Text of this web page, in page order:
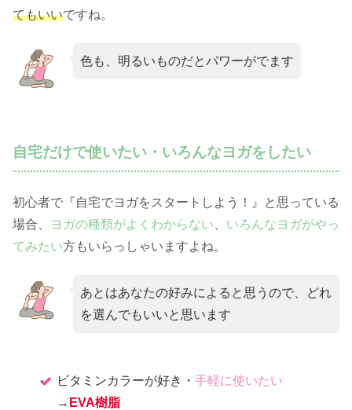
てもいいですね。
色も、明るいものだとパワーがでます
自宅だけで使いたい・いろんなヨガをしたい
初心者で『自宅でヨガをスタートしよう！』と思っている
場合、
ヨガの種類がよくわからない
いろんなヨガがやっ
てみたい方もいらっしゃいますよね。
あとはあなたの好みによると思うので、どれ
を選んでもいいと思います
ビタミンカラーが好き・手軽に使いたい
→ EVA樹脂